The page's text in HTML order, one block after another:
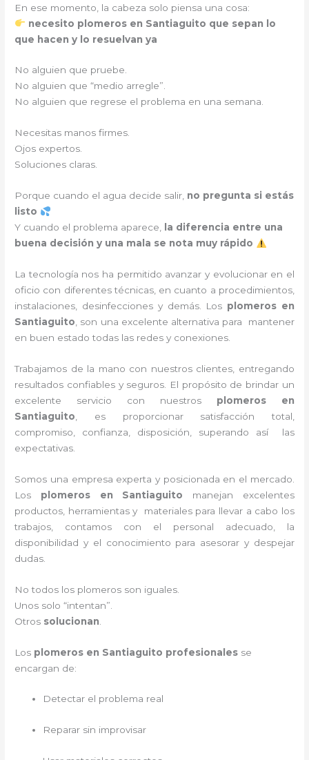
En ese momento, la cabeza solo piensa una cosa:
necesito plomeros en Santiaguito que sepan lo
que hacen y lo resuelvan ya
No alguien que pruebe.
No alguien que “medio arregle”.
No alguien que regrese el problema en una semana.
Necesitas manos firmes.
Ojos expertos.
Soluciones claras.
Porque cuando el agua decide salir, no pregunta si estás
listo
Y cuando el problema aparece,
la diferencia entre una
buena decisión y una mala se nota muy rápido
La tecnología nos ha permitido avanzar y evolucionar en el
oficio con diferentes técnicas, en cuanto a procedimientos,
instalaciones, desinfecciones y demás. Los plomeros en
Santiaguito , son una excelente alternativa para mantener
en buen estado todas las redes y conexiones.
Trabajamos de la mano con nuestros clientes, entregando
resultados confiables y seguros. El propósito de brindar un
excelente servicio con nuestros plomeros en
Santiaguito , es proporcionar satisfacción total,
compromiso, confianza, disposición, superando así las
expectativas.
Somos una empresa experta y posicionada en el mercado.
Los plomeros en Santiaguito manejan excelentes
productos, herramientas y materiales para llevar a cabo los
trabajos, contamos con el personal adecuado, la
disponibilidad y el conocimiento para asesorar y despejar
dudas.
No todos los plomeros son iguales.
Unos solo “intentan”.
Otros solucionan
Los plomeros en Santiaguito profesionales se
encargan de:
Detectar el problema real
Reparar sin improvisar